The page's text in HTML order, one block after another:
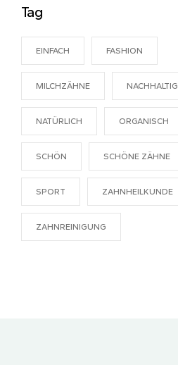
Tag
EINFACH FASHION
MILCHZÄHNE NACHHALTIG
NATÜRLICH ORGANISCH
SCHÖN SCHÖNE ZÄHNE
SPORT ZAHNHEILKUNDE
ZAHNREINIGUNG